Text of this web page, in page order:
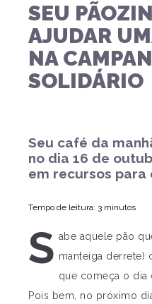
SEU
AJUDAR
NA
SOLIDÁRIO
Seu café da
no dia 16 de
em recursos
Tempo de leitura: 3 minutos
S abe aquele pão
manteiga derrete)
que começa o dia
Pois bem, no próximo